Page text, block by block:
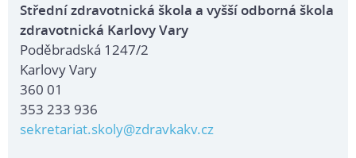
Střední zdravotnická škola a vyšší odborná škola
zdravotnická Karlovy Vary
Poděbradská 1247/2
Karlovy Vary
360 01
353 233 936
sekretariat.skoly@zdravkakv.cz